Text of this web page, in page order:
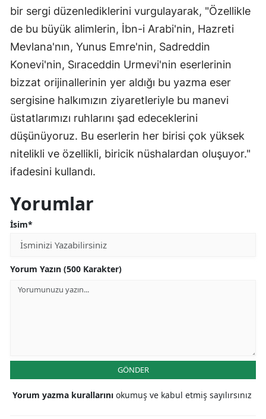
Kırşehir
Kocaeli
Konya
Kütahya
Malatya
Manisa
Kahramanmaraş
Siirt
bir sergi düzenlediklerini vurgulayarak, "Özellikle
de bu büyük alimlerin, İbn-i Arabi'nin, Hazreti
Mevlana'nın, Yunus Emre'nin, Sadreddin
Konevi'nin, Sıraceddin Urmevi'nin eserlerinin
bizzat orijinallerinin yer aldığı bu yazma eser
sergisine halkımızın ziyaretleriyle bu manevi
üstatlarımızı ruhlarını şad edeceklerini
düşünüyoruz. Bu eserlerin her birisi çok yüksek
nitelikli ve özellikli, biricik nüshalardan oluşuyor."
ifadesini kullandı.
Yorumlar
İsim*
Yorum Yazın (500 Karakter)
GÖNDER
Yorum yazma kurallarını okumuş ve kabul etmiş sayılırsınız